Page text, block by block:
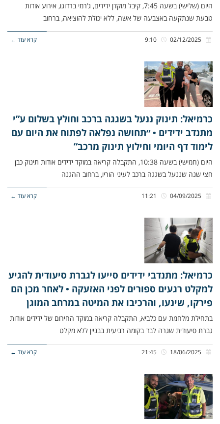
היום (שלישי) בשעה 7:45, קיבל מוקדן ידידים, ג’רמי ברדוגו, אירוע אודות
טבעת שנתקעה באצבעה של אשה, ללא יכולת להוציאה, ברחוב
קרא עוד ←
כרמיאל: תינוק ננעל בשגגה ברכב וחולץ בשלום ע”י
מתנדב ידידים • ״תחושה נפלאה לפתוח את היום עם
לימוד דף היומי וחילוץ תינוק מרכב”
היום (חמישי) בשעה 10:38, התקבלה קריאה במוקד ידידים אודות תינוק כבן
חצי שנה שננעל בשגגה ברכב לעיני הוריו, ברחוב ההגנה
קרא עוד ←
כרמיאל: מתנדבי ידידים סייעו לגברת סיעודית להגיע
למקלט רגעים ספורים לפני האזעקה • לאחר מכן הם
פירקו, שינעו, והרכיבו את המיטה במרחב המוגן
בתחילת מלחמת עם כלביא, התקבלה קריאה במוקד החירום של ידידים אודות
גברת סיעודית שגרה לבד בקומה רביעית בבניין ללא מקלט
קרא עוד ←